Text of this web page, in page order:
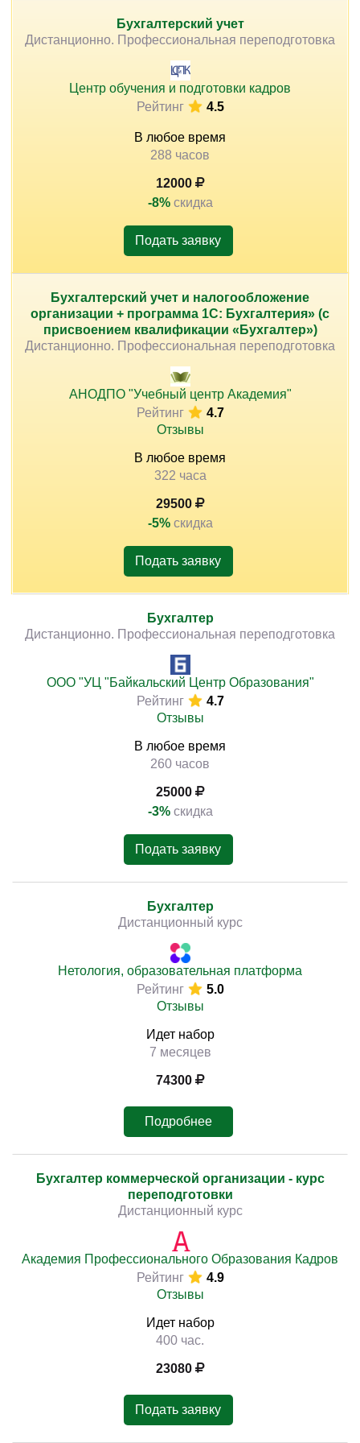
Бухгалтерский учет
Дистанционно. Профессиональная переподготовка
Центр обучения и подготовки кадров
Рейтинг
4.5
В любое время
288 часов
12000
-8% скидка
Подать заявку
Бухгалтерский учет и налогообложение
организации + программа 1С: Бухгалтерия» (с
присвоением квалификации «Бухгалтер»)
Дистанционно. Профессиональная переподготовка
АНОДПО "Учебный центр Академия"
Рейтинг
4.7
Отзывы
В любое время
322 часа
29500
-5% скидка
Подать заявку
Бухгалтер
Дистанционно. Профессиональная переподготовка
ООО "УЦ "Байкальский Центр Образования"
Рейтинг
4.7
Отзывы
В любое время
260 часов
25000
-3% скидка
Подать заявку
Бухгалтер
Дистанционный курс
Нетология, образовательная платформа
Рейтинг
5.0
Отзывы
Идет набор
7 месяцев
74300
Подробнее
Бухгалтер коммерческой организации - курс
переподготовки
Дистанционный курс
Академия Профессионального Образования Кадров
Рейтинг
4.9
Отзывы
Идет набор
400 час.
23080
Подать заявку